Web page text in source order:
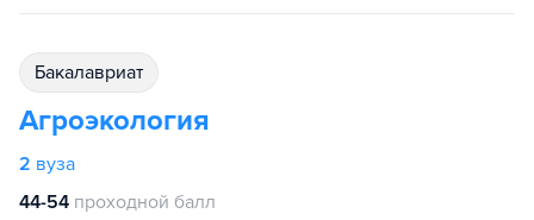
бакалавриат
Агроэкология
2 вуза
44-54 проходной балл